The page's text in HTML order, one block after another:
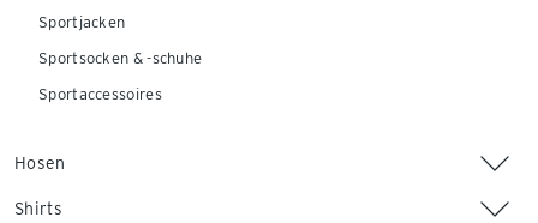
Sportjacken
Sportsocken & -schuhe
Sportaccessoires
Hosen
Shirts